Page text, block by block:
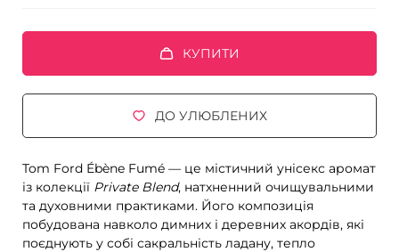
Tom Ford Ébène Fumé — це містичний унісекс аромат
із колекції Private Blend, натхненний очищувальними
та духовними практиками. Його композиція
побудована навколо димних і деревних акордів, які
поєднують у собі сакральність ладану, тепло
КУПИТИ
ДО УЛЮБЛЕНИХ